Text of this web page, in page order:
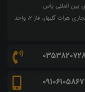
بین المللی یاس
شعبه هرات: افغانستان، هرات، جاده لیسه مهری، مرکز تجاری هرات گلبهار، فاز ۲، واحد
09106105867